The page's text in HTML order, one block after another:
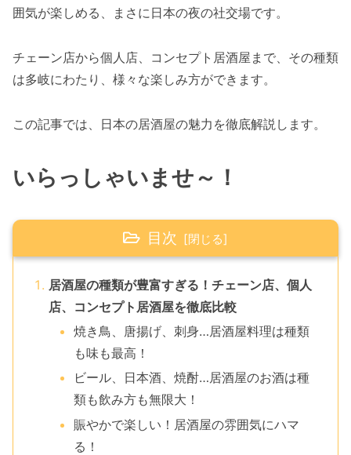
囲気が楽しめる、まさに日本の夜の社交場です。
チェーン店から個人店、コンセプト居酒屋まで、その種類
は多岐にわたり、様々な楽しみ方ができます。
この記事では、日本の居酒屋の魅力を徹底解説します。
いらっしゃいませ～ ！
目次
居酒屋の種類が豊富すぎる！チェーン店、個人
店、コンセプト居酒屋を徹底比較
焼き鳥、唐揚げ、刺身…居酒屋料理は種類
も味も最高！
ビール、日本酒、焼酎…居酒屋のお酒は種
類も飲み方も無限大！
賑やかで楽しい！居酒屋の雰囲気にハマ
る！